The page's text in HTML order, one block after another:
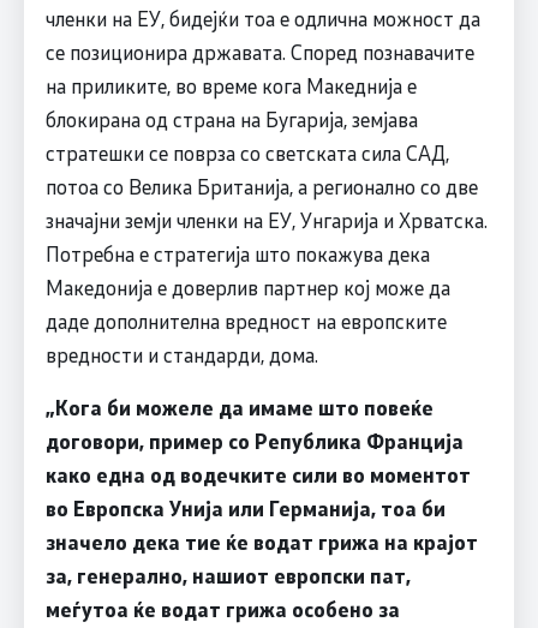
членки на ЕУ, бидејќи тоа е одлична можност да
се позиционира државата. Според познавачите
на приликите, во време кога Македнија е
блокирана од страна на Бугарија, земјава
стратешки се поврза со светската сила САД,
потоа со Велика Британија, а регионално со две
значајни земји членки на ЕУ, Унгарија и Хрватска.
Потребна е стратегија што покажува дека
Македонија е доверлив партнер кој може да
даде дополнителна вредност на европските
вредности и стандарди, дома.
„Кога би можеле да имаме што повеќе
договори, пример со Република Франција
како една од водечките сили во моментот
во Европска Унија или Германија, тоа би
значело дека тие ќе водат грижа на крајот
за, генерално, нашиот европски пат,
меѓутоа ќе водат грижа особено за